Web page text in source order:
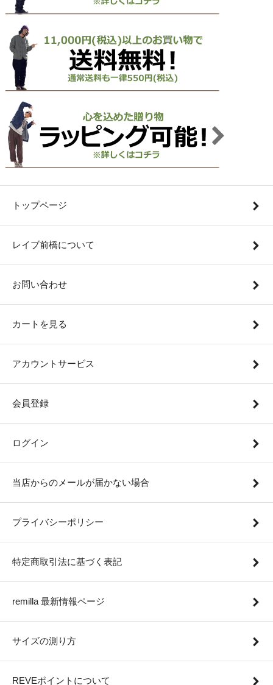
トップページ
レイブ前橋について
お問い合わせ
カートを見る
アカウントサービス
会員登録
ログイン
当店からのメールが届かない場合
プライバシーポリシー
特定商取引法に基づく表記
remilla 最新情報ページ
サイズの測り方
REVEポイントについて